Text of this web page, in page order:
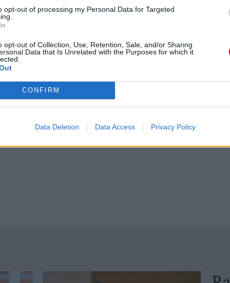
opt-out of processing my Personal Data for Targeted
opt-out of Collection, Use, Retention, Sale, and/or Sharing
Data that Is Unrelated with the Purposes for which it
CONFIRM
Data Deletion Data Access Privacy Policy
tu dla Ciebie!
z życia Kościoła w Polsce i na świecie.
będzie coraz trudniejsze.
za pośrednictwem serwisu Patronite.
Więcej informacji znajdziesz